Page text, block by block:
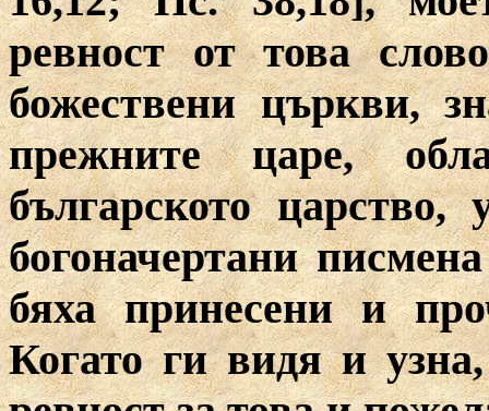
ревност от това
божествени църкви,
прежните царе,
българското царство,
богоначертани
бяха принесени и
Когато ги видя и